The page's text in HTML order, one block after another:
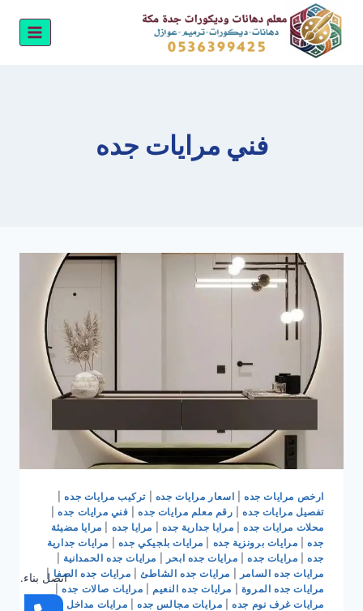
التجاوز
المحتوى
فني مرايات جده
ارخص مرايات جده| اسعار مرايات جده |تركيب مرايات جده|
تفصيل مرايات جده| رقم معلم مرايات جده| فني مرايات جده|
محلات مرايات جده| مرايا جدارية جده مرايا جده
مرايا مضيئة
جده| مرايات برونزية جده مرايات بلجيكي جده
مرايات جدارية
جده| مرايات جده| مرايات جده ابحر مرايات جده الحمدانية
مرايات جده السامر
مرايات جده الشاطئ مرايات جده الصفا |
مرايات جده المروة
مرايات جده النعيم مرايات صالات جده|
مرايات غرف نوم جده| مرايات مجالس جده مرايات مداخل جده
|
اتصل بناء.